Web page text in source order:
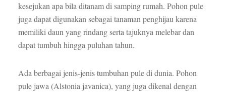
kesejukan apa bila ditanam di samping rumah. Pohon pule
juga dapat digunakan sebagai tanaman penghijau karena
memiliki daun yang rindang serta tajuknya melebar dan
dapat tumbuh hingga puluhan tahun.
Ada berbagai jenis-jenis tumbuhan pule di dunia. Pohon
pule jawa (Alstonia javanica), yang juga dikenal dengan